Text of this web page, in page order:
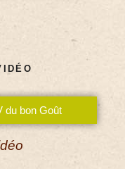
du bon Goût